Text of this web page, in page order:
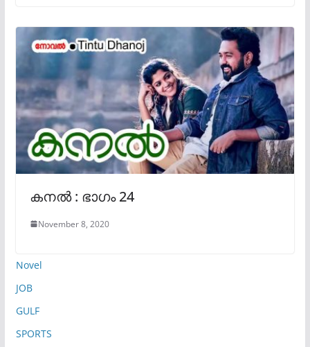
കനൽ : ഭാഗം 24
November 8, 2020
Novel
JOB
GULF
SPORTS